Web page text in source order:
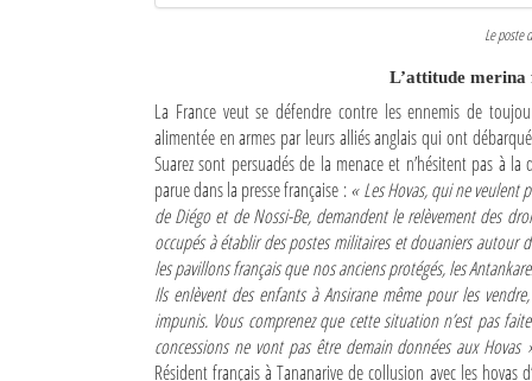
Le poste
L’attitude merina
La France veut se défendre contre les ennemis de
alimentée en armes par leurs alliés anglais qui ont
Suarez sont persuadés de la menace et n’hésitent pas à
parue dans la presse française :« Les Hovas, qui ne veulent
de Diégo et de Nossi-Be, demandent le relèvement des
occupés à établir des postes militaires et douaniers autour
les pavillons français que nos anciens protégés, les
Ils enlèvent des enfants à Ansirane même pour les
impunis. Vous comprenez que cette situation n’est pas
concessions ne vont pas être demain données aux Hovas
Résident français à Tananarive de collusion avec les hovas